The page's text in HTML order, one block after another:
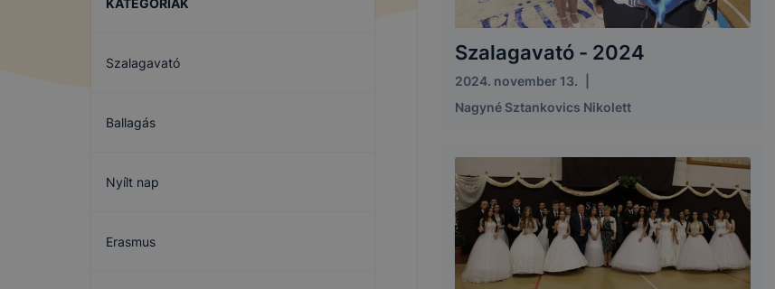
KATEGÓRIÁK
Szalagavató
Ballagás
Nyílt nap
Erasmus
Szalagavató - 2024
2024. november 13.
Nagyné Sztankovics Nikolett